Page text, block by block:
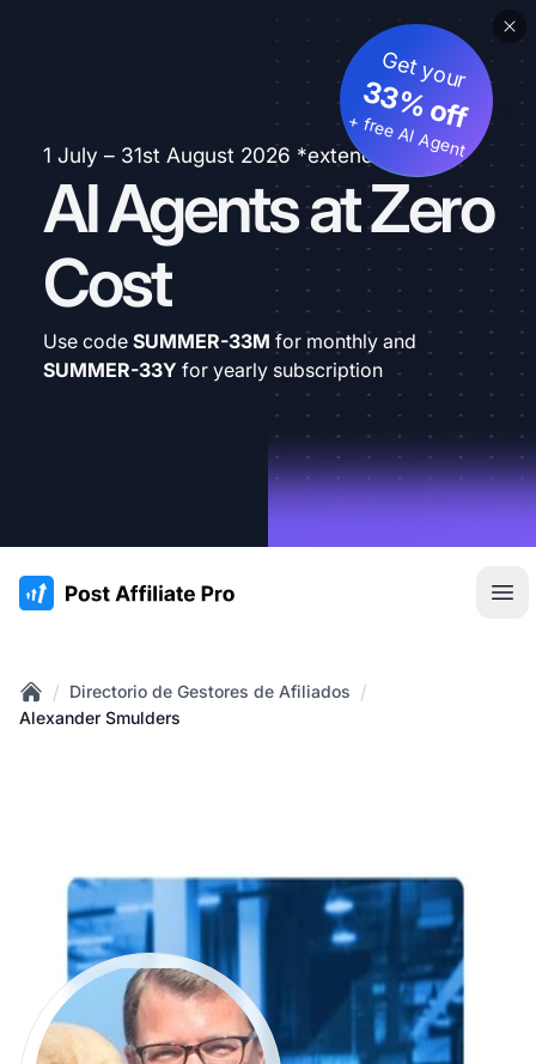
1 July – 31st August 2026 *extended
AI Agents at Zero
Cost
Get your
33% off
+ free AI Agent
Use code SUMMER-33M for monthly and
SUMMER-33Y for yearly subscription
:site.title
Home
/ Directorio de Gestores de Afiliados /
Alexander Smulders